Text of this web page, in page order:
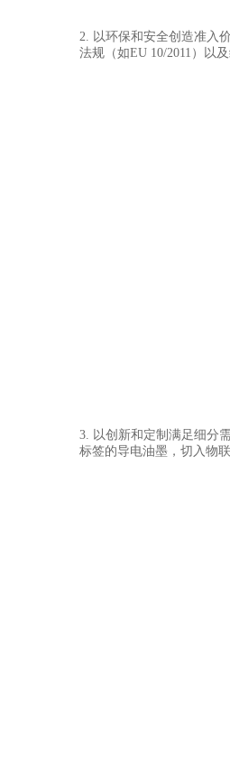
2. 以环保和安全创造准入
法规（如EU 10/2011）以
3. 以创新和定制满足细分
标签的导电油墨，切入物